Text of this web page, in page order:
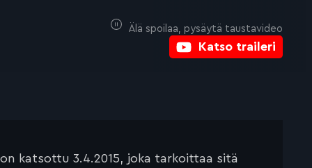
Katso traileri
Älä spoilaa, pysäytä taustavideo
katsottu 3.4.2015, joka tarkoittaa sitä